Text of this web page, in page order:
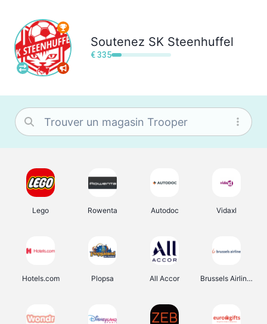
Soutenez SK Steenhuffel
€ 335
Lego Rowenta Autodoc Vidaxl
Hotels.com Plopsa All Accor Brussels Airlines